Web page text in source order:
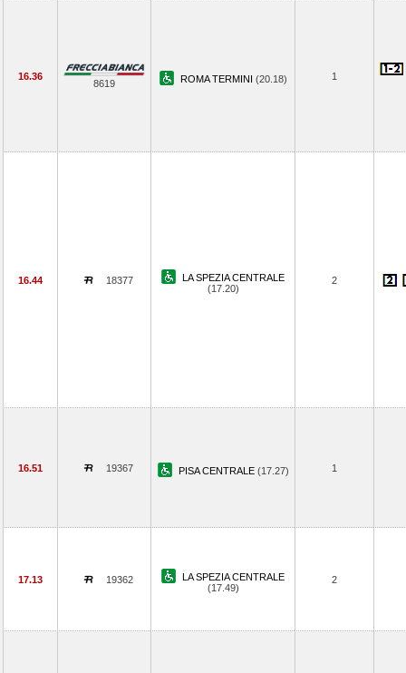
16.36
8619 ROMA TERMINI (20.18) 1
16.44 18377
LA SPEZIA CENTRALE
(17.20)
2
16.51 19367 PISA CENTRALE (17.27) 1
17.13 19362
LA SPEZIA CENTRALE
(17.49)
2